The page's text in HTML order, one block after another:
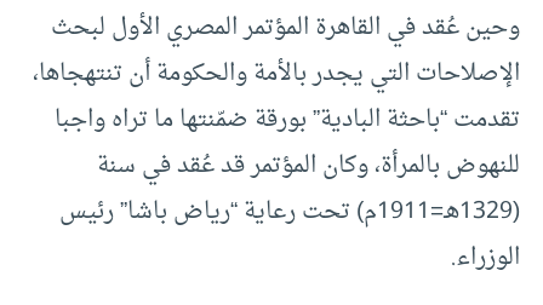
وحين عُقد في القاهرة المؤتمر المصري الأول لبحث
الإصلاحات التي يجدر بالأمة والحكومة أن تنتهجاها،
تقدمت “باحثة البادية” بورقة ضمّنتها ما تراه واجبا
للنهوض بالمرأة، وكان المؤتمر قد عُقد في سنة
(1329هـ=1911م) تحت رعاية “رياض باشا” رئيس
الوزراء.